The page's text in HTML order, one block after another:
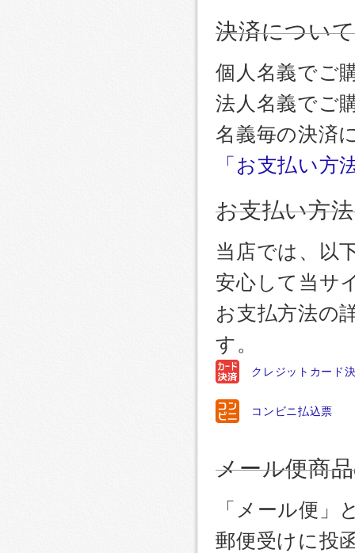
決済について
個人名義でご
法人名義でご
名義毎の決済
「お支払い方
お支払い方
当店では、以
安心して当サ
お支払方法の
す。
クレジットカード
コンビニ払込票
メール便商
「メール便」
郵便受けに投